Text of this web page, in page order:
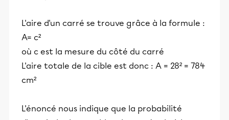
L'aire d'un carré se trouve grâce à la formule :
A= c²
où c est la mesure du côté du carré
L'aire totale de la cible est donc : A = 28² = 784
cm²
L'énoncé nous indique que la probabilité